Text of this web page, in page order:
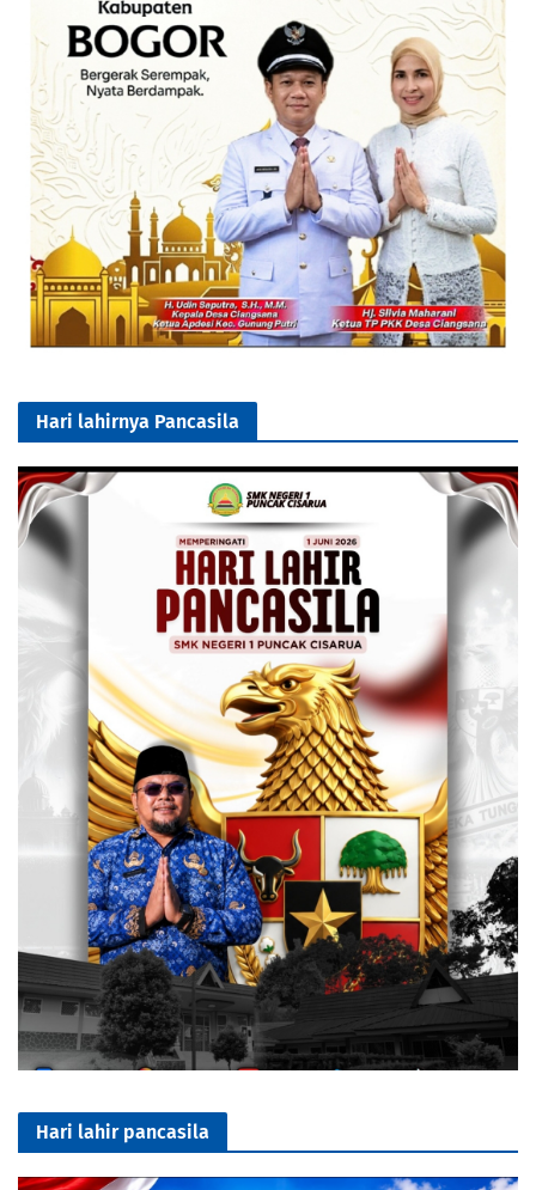
Hari lahirnya Pancasila
Hari lahir pancasila